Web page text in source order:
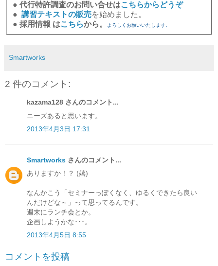
● 代行特許調査のお問い合せはこちらからどうぞ
● 講習テキストの販売を始めました。
● 採用情報 はこちらから。 よろしくお願いいたします。
Smartworks
2 件のコメント:
kazama128 さんのコメント...
ニーズあると思います。
2013年4月3日 17:31
Smartworks さんのコメント...
ありますか！？ (嬉)
なんかこう「セミナーっぽくなく、ゆるくできたら良い
んだけどな～」って思ってるんです。
週末にランチ会とか。
企画しようかな･･･。
2013年4月5日 8:55
コメントを投稿